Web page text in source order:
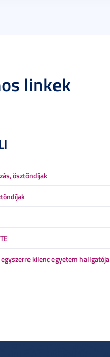
linkek
ösztöndíjak
egyszerre kilenc egyetem hallgatója